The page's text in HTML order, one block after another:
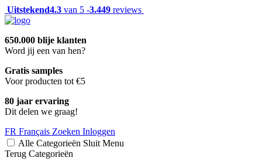
Uitstekend4.3 van 5 -3.449 reviews
650.000 blije klanten
Word jij een van hen?
Gratis samples
Voor producten tot €5
80 jaar ervaring
Dit delen we graag!
FR Français Zoeken Inloggen
Alle Categorieën Sluit Menu
Terug Categorieën